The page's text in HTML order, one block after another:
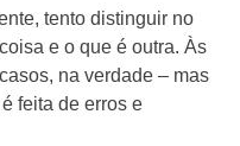
tento distinguir no
e o que é outra. Às
na verdade – mas
feita de erros e